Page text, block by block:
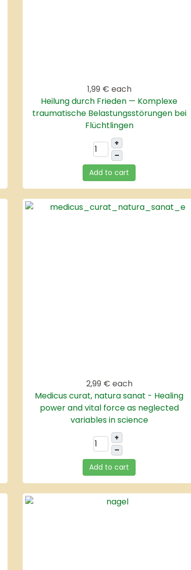
1,99 € each
Heilung durch Frieden — Komplexe
traumatische Belastungsstörungen bei
Flüchtlingen
+
–
Add to cart
2,99 € each
Medicus curat, natura sanat - Healing
power and vital force as neglected
variables in science
+
–
Add to cart